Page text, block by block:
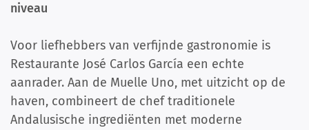
niveau
Voor liefhebbers van verfijnde gastronomie is
Restaurante José Carlos García een echte
aanrader. Aan de Muelle Uno, met uitzicht op de
haven, combineert de chef traditionele
Andalusische ingrediënten met moderne